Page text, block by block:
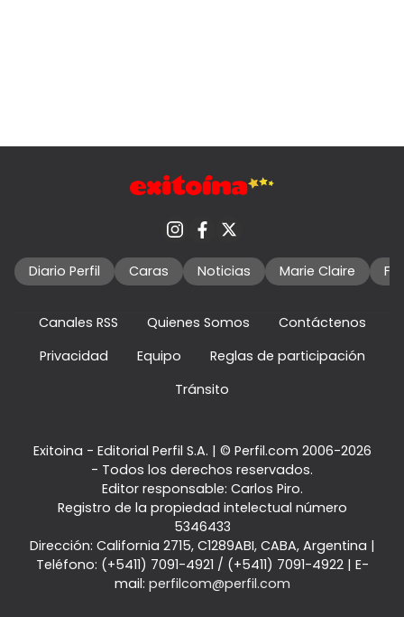
Diario Perfil Caras Noticias Marie Claire
Canales RSS Quienes Somos
Contáctenos
Privacidad
Equipo
Reglas de participación
Tránsito
Exitoina - Editorial Perfil S.A. | © Perfil.com 2006-2026
- Todos los derechos reservados.
Editor responsable: Carlos Piro.
Registro de la propiedad intelectual número
5346433
Dirección: California 2715, C1289ABI, CABA, Argentina |
Teléfono: (+5411) 7091-4921 / (+5411) 7091-4922| E-
mail: perfilcom@perfil.com